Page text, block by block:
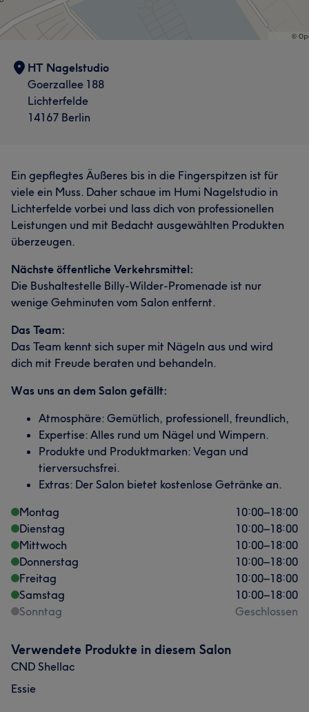
HT Nagelstudio
Goerzallee 188
Lichterfelde
14167 Berlin
Ein gepflegtes Äußeres bis in die Fingerspitzen ist für
viele ein Muss. Daher schaue im Humi Nagelstudio in
Lichterfelde vorbei und lass dich von professionellen
Leistungen und mit Bedacht ausgewählten Produkten
überzeugen.
Nächste öffentliche Verkehrsmittel:
Die Bushaltestelle Billy-Wilder-Promenade ist nur
wenige Gehminuten vom Salon entfernt.
Das Team:
Das Team kennt sich super mit Nägeln aus und wird
dich mit Freude beraten und behandeln.
Was uns an dem Salon gefällt:
Atmosphäre: Gemütlich, professionell, freundlich,
Expertise: Alles rund um Nägel und Wimpern.
Produkte und Produktmarken: Vegan und
tierversuchsfrei.
Extras: Der Salon bietet kostenlose Getränke an.
Montag
10:00–18:00
Dienstag
10:00–18:00
Mittwoch
10:00–18:00
Donnerstag
10:00–18:00
Freitag
10:00–18:00
Samstag
10:00–18:00
Sonntag
Geschlossen
Verwendete Produkte in diesem Salon
CND Shellac
Essie